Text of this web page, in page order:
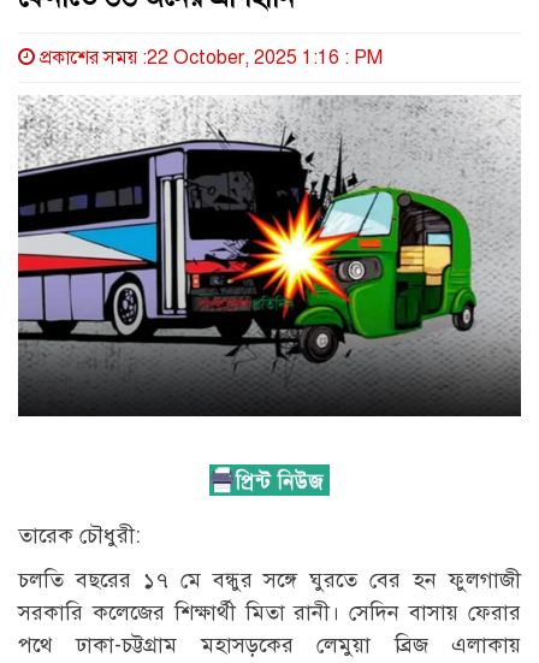
প্রকাশের সময় :22 October, 2025 1:16 : PM
তারেক চৌধুরী:
চলতি বছরের ১৭ মে বন্ধুর সঙ্গে ঘুরতে বের হন ফুলগাজী
সরকারি কলেজের শিক্ষার্থী মিতা রানী। সেদিন বাসায় ফেরার
পথে ঢাকা-চট্টগ্রাম মহাসড়কের লেমুয়া ব্রিজ এলাকায়